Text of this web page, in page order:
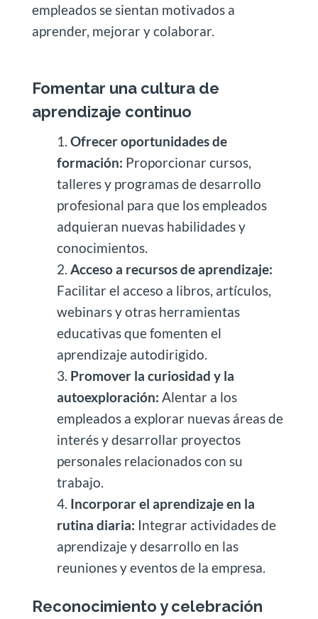
empleados se sientan motivados a
aprender, mejorar y colaborar.
Fomentar una cultura de
aprendizaje continuo
Ofrecer oportunidades de
formación: Proporcionar cursos,
talleres y programas de desarrollo
profesional para que los empleados
adquieran nuevas habilidades y
conocimientos.
Acceso a recursos de aprendizaje:
Facilitar el acceso a libros, artículos,
webinars y otras herramientas
educativas que fomenten el
aprendizaje autodirigido.
Promover la curiosidad y la
autoexploración: Alentar a los
empleados a explorar nuevas áreas de
interés y desarrollar proyectos
personales relacionados con su
trabajo.
Incorporar el aprendizaje en la
rutina diaria: Integrar actividades de
aprendizaje y desarrollo en las
reuniones y eventos de la empresa.
Reconocimiento y celebración